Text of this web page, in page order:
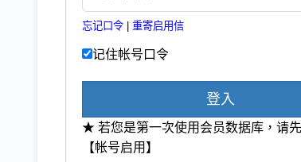
忘记口令 重寄启用信
记住帐号口令
登入
★ 若您是第一次使用会员数据库，请
【帐号启用】